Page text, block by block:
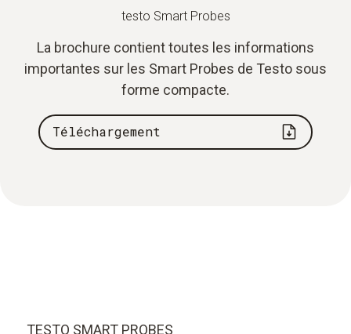
testo Smart Probes
La brochure contient toutes les informations
importantes sur les Smart Probes de Testo sous
forme compacte.
Téléchargement
TESTO SMART PROBES